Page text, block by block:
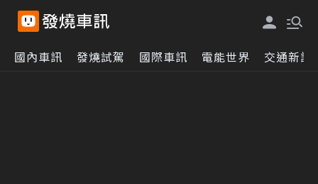
國內車訊 發燒試駕 國際車訊 電能世界 交通新訊